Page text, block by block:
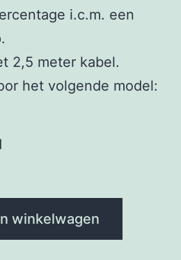
i.c.m. een
2,5 meter kabel.
het volgende model:
winkelwagen